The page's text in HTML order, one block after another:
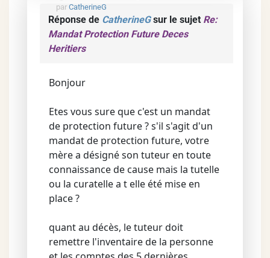
par CatherineG
Réponse de CatherineGsur le sujet Re:
Mandat Protection Future Deces
Heritiers
Bonjour
Etes vous sure que c'est un mandat
de protection future ? s'il s'agit d'un
mandat de protection future, votre
mère a désigné son tuteur en toute
connaissance de cause mais la tutelle
ou la curatelle a t elle été mise en
place ?
quant au décès, le tuteur doit
remettre l'inventaire de la personne